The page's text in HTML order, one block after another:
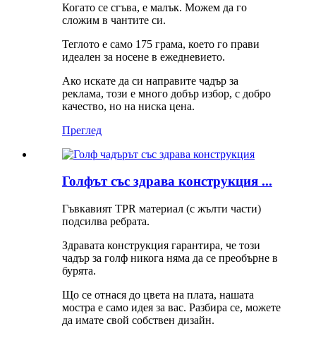
Когато се сгъва, е малък. Можем да го
сложим в чантите си.
Теглото е само 175 грама, което го прави
идеален за носене в ежедневието.
Ако искате да си направите чадър за
реклама, този е много добър избор, с добро
качество, но на ниска цена.
Преглед
Голфът със здрава конструкция ...
Гъвкавият TPR материал (с жълти части)
подсилва ребрата.
Здравата конструкция гарантира, че този
чадър за голф никога няма да се преобърне в
бурята.
Що се отнася до цвета на плата, нашата
мостра е само идея за вас. Разбира се, можете
да имате свой собствен дизайн.